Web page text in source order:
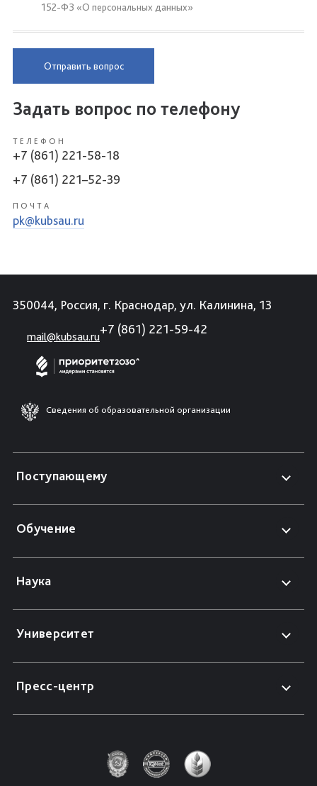
152-ФЗ «О персональных данных»
Отправить вопрос
Задать вопрос по телефону
ТЕЛЕФОН
+7 (861) 221-58-18
+7 (861) 221–52-39
ПОЧТА
pk@kubsau.ru
350044, Россия, г. Краснодар, ул. Калинина, 13
mail@kubsau.ru
+7 (861) 221-59-42
Сведения об образовательной организации
Поступающему
Обучение
Наука
Университет
Пресс-центр